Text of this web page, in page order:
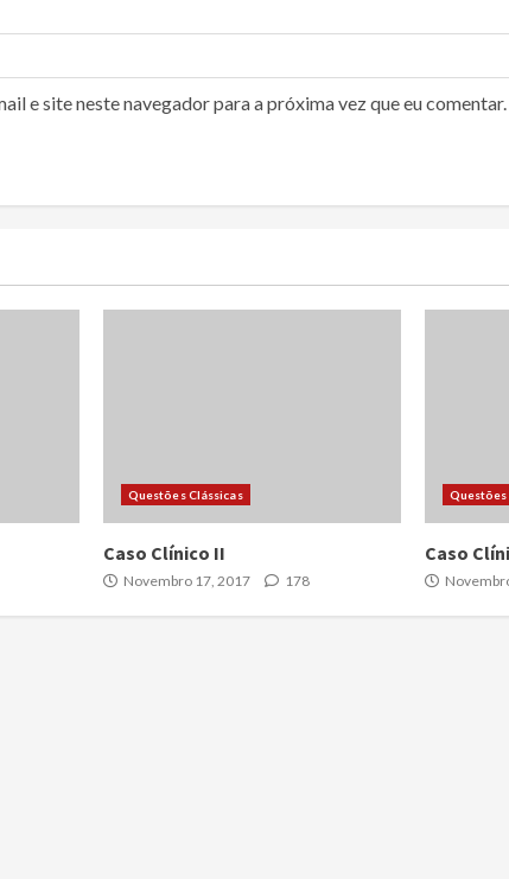
e site neste navegador para a próxima vez que eu comentar.
Questões Clássicas
Caso Clínico II
Novembro 17, 2017 178
Questões
Caso